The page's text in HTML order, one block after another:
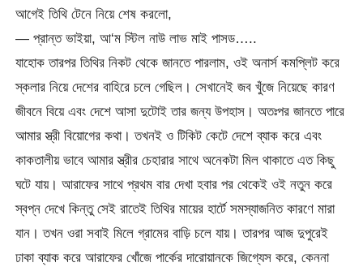
আগেই তিথি টেনে নিয়ে শেষ করলো,
— প্রান্ত ভাইয়া, আ‘ম স্টিল নাউ লাভ মাই পাসড…..
যাহোক তারপর তিথির নিকট থেকে জানতে পারলাম, ওই অনার্স কমপ্লিট করে
স্কলার নিয়ে দেশের বাহিরে চলে গেছিল। সেখানেই জব খুঁজে নিয়েছে কারণ
জীবনে বিয়ে এবং দেশে আসা দুটোই তার জন্য উপহাস। অতঃপর জানতে পারে
আমার স্ত্রী বিয়োগের কথা। তখনই ও টিকিট কেটে দেশে ব্যাক করে এবং
কাকতালীয় ভাবে আমার স্ত্রীর চেহারার সাথে অনেকটা মিল থাকাতে এত কিছু
ঘটে যায়। আরাফের সাথে প্রথম বার দেখা হবার পর থেকেই ওই নতুন করে
স্বপ্ন দেখে কিন্তু সেই রাতেই তিথির মায়ের হার্টে সমস্যাজনিত কারণে মারা
যান। তখন ওরা সবাই মিলে গ্রামের বাড়ি চলে যায়। তারপর আজ দুপুরেই
ঢাকা ব্যাক করে আরাফের খোঁজে পার্কের দারোয়ানকে জিগ্যেস করে, কেননা